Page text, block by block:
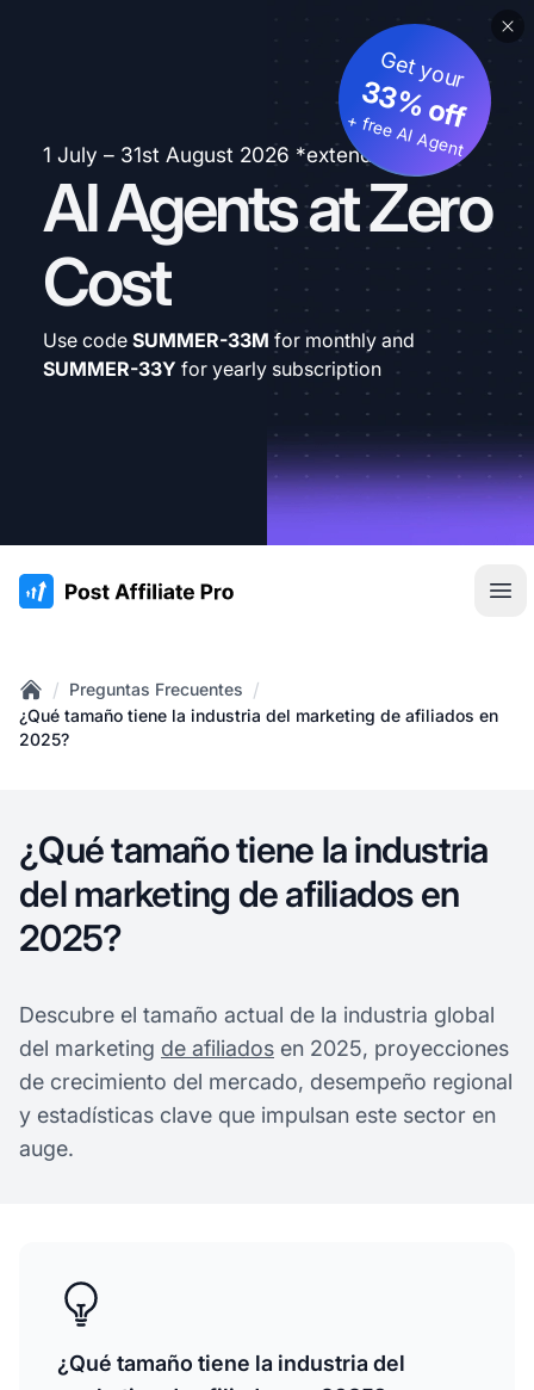
1 July – 31st August 2026 *extended
AI Agents at Zero
Cost
Get your
33% off
+ free AI Agent
Use code SUMMER-33M for monthly and
SUMMER-33Y for yearly subscription
:site.title
Home
/ Preguntas Frecuentes /
¿Qué tamaño tiene la industria del marketing de afiliados en
2025?
¿Qué tamaño tiene la industria
del marketing de afiliados en
2025?
Descubre el tamaño actual de la industria global
del marketing de afiliados en 2025, proyecciones
de crecimiento del mercado, desempeño regional
y estadísticas clave que impulsan este sector en
auge.
¿Qué tamaño tiene la industria del